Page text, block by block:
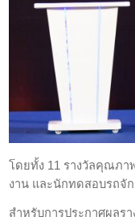
โดยทั้ง 11 รางวัลคุณภา
งาน และนักทดสอบรถจั
สำหรับการประกาศผลรา